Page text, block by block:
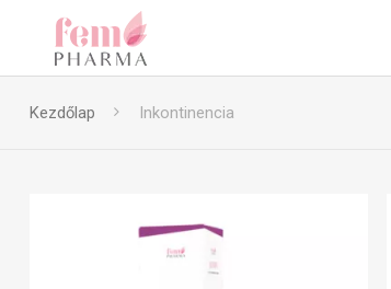
Kezdőlap Inkontinencia